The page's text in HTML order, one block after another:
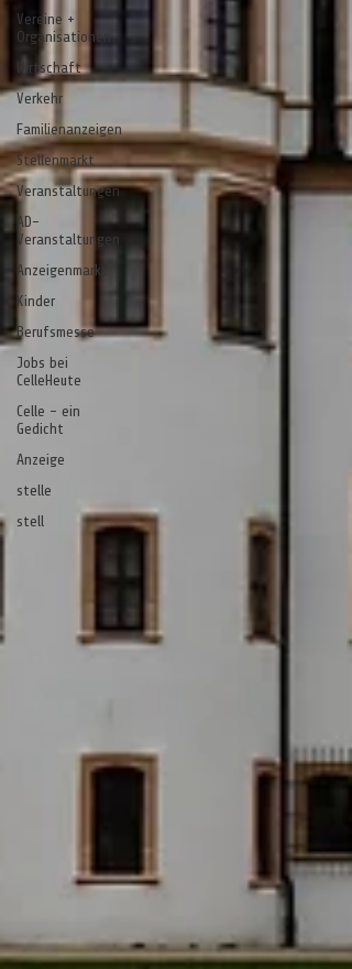
Vereine +
Organisationen
Wirtschaft
Verkehr
Familienanzeigen
Stellenmarkt
Veranstaltungen
AD-
Veranstaltungen
Anzeigenmarkt
Kinder
Berufsmesse
Jobs bei
CelleHeute
Celle - ein
Gedicht
Anzeige
stelle
stell